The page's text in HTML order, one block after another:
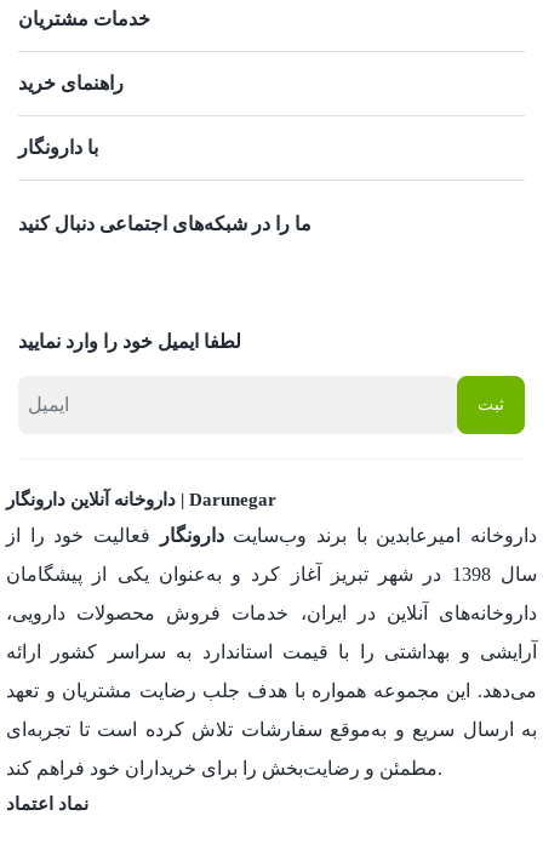
خدمات مشتریان
راهنمای خرید
با دارونگار
ما را در شبکه‌های اجتماعی دنبال کنید
لطفا ایمیل خود را وارد نمایید
داروخانه آنلاین دارونگار | Darunegar
داروخانه امیرعابدین با برند وب‌سایتدارونگار
فعالیت خود را از
سال 1398 در شهر تبریز آغاز کرد و به‌عنوان یکی از پیشگامان
داروخانه‌های آنلاین در ایران، خدمات فروش محصولات دارویی،
آرایشی و بهداشتی را با قیمت استاندارد به سراسر کشور ارائه
می‌دهد. این مجموعه همواره با هدف جلب رضایت مشتریان و تعهد
به ارسال سریع و به‌موقع سفارشات تلاش کرده است تا تجربه‌ای
مطمئن و رضایت‌بخش را برای خریداران خود فراهم کند.
نماد اعتماد